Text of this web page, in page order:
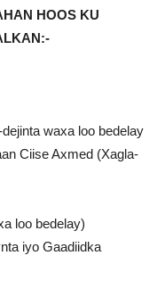
HOOS KU
waxa loo bedelay
Ciise Axmed (Xagla-
loo bedelay)
iyo Gaadiidka